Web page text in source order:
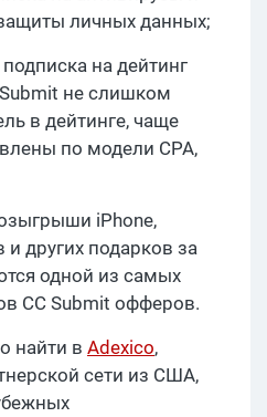
личных данных;
на дейтинг
не слишком
в дейтинге, чаще
по модели CPA,
iPhone,
и других подарков за
одной из самых
CC Submit офферов.
найти в Adexico,
сети из США,